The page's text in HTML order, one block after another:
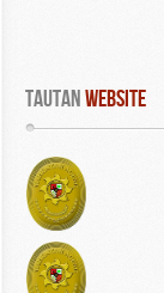
Tautan WEBSITE